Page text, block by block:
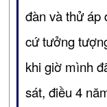
đàn và thử áp
cứ tưởng
khi giờ mình
sát, điều 4